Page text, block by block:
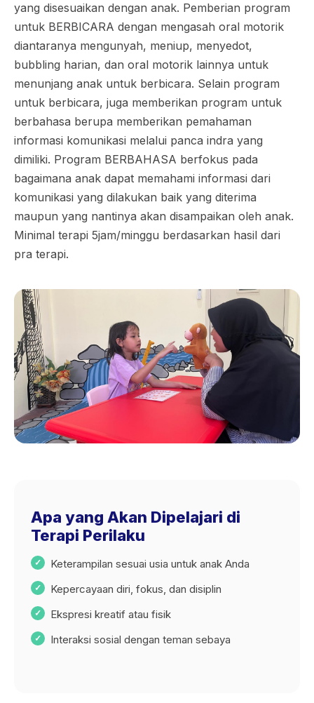
yang disesuaikan dengan anak. Pemberian program
untuk BERBICARA dengan mengasah oral motorik
diantaranya mengunyah, meniup, menyedot,
bubbling harian, dan oral motorik lainnya untuk
menunjang anak untuk berbicara. Selain program
untuk berbicara, juga memberikan program untuk
berbahasa berupa memberikan pemahaman
informasi komunikasi melalui panca indra yang
dimiliki. Program BERBAHASA berfokus pada
bagaimana anak dapat memahami informasi dari
komunikasi yang dilakukan baik yang diterima
maupun yang nantinya akan disampaikan oleh anak.
Minimal terapi 5jam/minggu berdasarkan hasil dari
pra terapi.
Apa yang Akan Dipelajari di
Terapi Perilaku
Keterampilan sesuai usia untuk anak Anda
Kepercayaan diri, fokus, dan disiplin
Ekspresi kreatif atau fisik
Interaksi sosial dengan teman sebaya